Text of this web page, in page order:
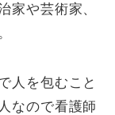
家や芸術家、
人を包むこと
なので看護師